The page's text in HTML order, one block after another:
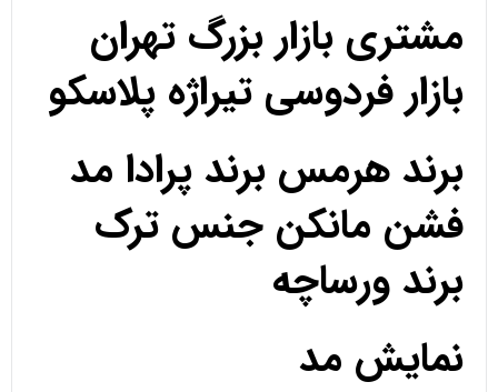
مشتری بازار بزرگ تهران
بازار فردوسی تیراژه پلاسکو
برند هرمس برند پرادا مد
فشن مانکن جنس ترک
برند ورساچه
نمایش مد